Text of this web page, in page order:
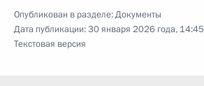
Опубликован в разделе:Документы
Дата публикации:30 января 2026 года, 14:45
Текстовая версия